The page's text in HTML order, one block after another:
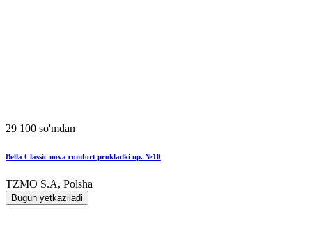
29 100 so'mdan
Bella Classic nova comfort prokladki up. №10
TZMO S.A, Polsha
Bugun yetkaziladi